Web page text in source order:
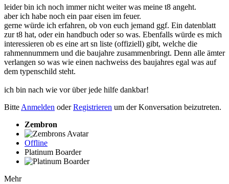
leider bin ich noch immer nicht weiter was meine t8 angeht.
aber ich habe noch ein paar eisen im feuer.
gerne würde ich erfahren, ob von euch jemand ggf. Ein datenblatt
zur t8 hat, oder ein handbuch oder so was. Ebenfalls würde es mich
interessieren ob es eine art sn liste (offiziell) gibt, welche die
rahmennummern und die baujahre zusammenbringt. Denn alle ämter
verlangen so was wie einen nachweiss des baujahres egal was auf
dem typenschild steht.
ich bin nach wie vor über jede hilfe dankbar!
Bitte Anmelden oderRegistrieren um der Konversation beizutreten.
Zembron
Offline
Platinum Boarder
Mehr